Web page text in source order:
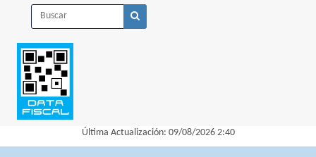
Última Actualización: 09/08/2026 2:40